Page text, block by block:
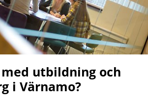
utbildning och
i Värnamo?